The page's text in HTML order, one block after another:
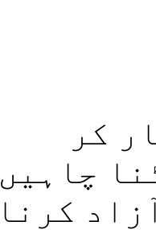
کر
چاہیں
کرنا